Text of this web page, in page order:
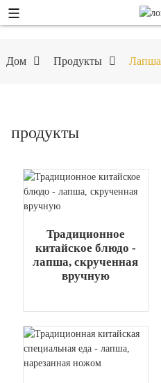
Дом Продукты Лапша
продукты
Традиционное
китайское блюдо -
лапша, скрученная
вручную